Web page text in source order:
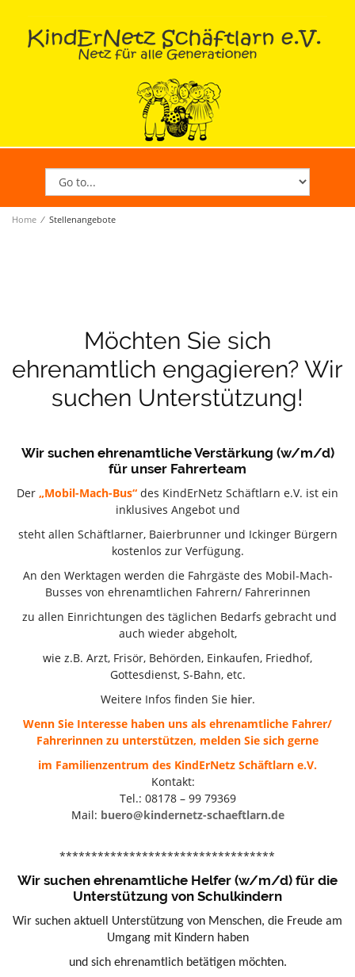
Home ∕ Stellenangebote
Möchten Sie sich
ehrenamtlich engagieren? Wir
suchen Unterstützung!
Wir suchen ehrenamtliche Verstärkung (w/m/d)
für unser Fahrerteam
Der „Mobil-Mach-Bus“ des KindErNetz Schäftlarn e.V. ist ein
inklusives Angebot und
steht allen Schäftlarner, Baierbrunner und Ickinger Bürgern
kostenlos zur Verfügung.
An den Werktagen werden die Fahrgäste des Mobil-Mach-
Busses von ehrenamtlichen Fahrern/ Fahrerinnen
zu allen Einrichtungen des täglichen Bedarfs gebracht und
auch wieder abgeholt,
wie z.B. Arzt, Frisör, Behörden, Einkaufen, Friedhof,
Gottesdienst, S-Bahn, etc.
Weitere Infos finden Sie hier.
Wenn Sie Interesse haben uns als ehrenamtliche Fahrer/
Fahrerinnen zu unterstützen, melden Sie sich gerne
im Familienzentrum des KindErNetz Schäftlarn e.V.
Kontakt:
Tel.: 08178 – 99 79369
Mail: buero@kindernetz-schaeftlarn.de
**********************************
Wir suchen ehrenamtliche Helfer (w/m/d) für die
Unterstützung von Schulkindern
Wir suchen aktuell Unterstützung von Menschen, die Freude am
Umgang mit Kindern haben
und sich ehrenamtlich betätigen möchten.